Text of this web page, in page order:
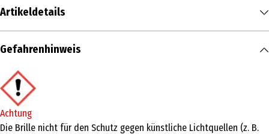
Artikeldetails
Inhalt
Produkttyp
Sonnenbrille
form
Gefahrenhinweis
Achtung
Die Brille nicht für den Schutz gegen künstliche Lichtquellen (z. B.